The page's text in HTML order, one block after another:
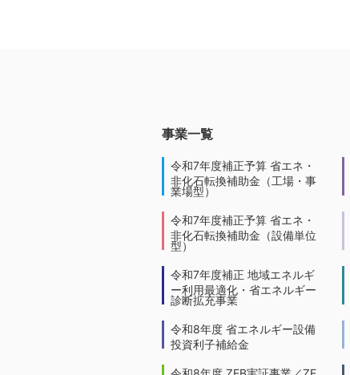
事業一覧
令和7年度補正予算 省エネ・
非化石転換補助金（工場・事
業場型）
令和7年度補正予算 省エネ・
非化石転換補助金（設備単位
型）
令和7年度補正 地域エネルギ
ー利用最適化・省エネルギー
診断拡充事業
令和8年度 省エネルギー設備
投資利子補給金